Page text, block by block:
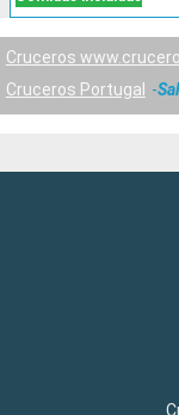
Cruceros
Cruceros Portugal